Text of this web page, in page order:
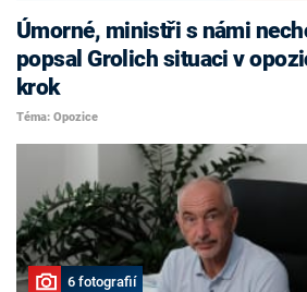
Úmorné, ministři s námi
popsal Grolich situaci v
krok
Téma: Opozice
6 fotografií